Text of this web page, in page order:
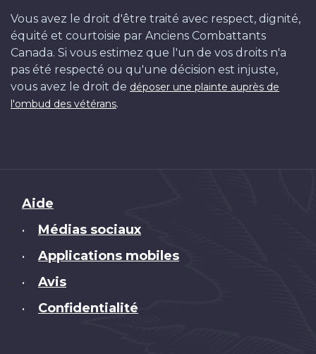
Vous avez le droit d'être traité avec respect, dignité,
équité et courtoisie par Anciens Combattants
Canada. Si vous estimez que l'un de vos droits n'a
pas été respecté ou qu'une décision est injuste,
vous avez le droit de déposer une plainte auprès de
l'ombud des vétérans.
Brand
Aide
• Médias sociaux
• Applications mobiles
• Avis
• Confidentialité